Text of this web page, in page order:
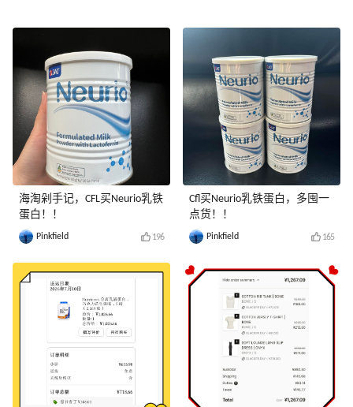
海淘剁手记，CFL买Neurio乳铁
蛋白！！
Pinkfield 196
Cfl买Neurio乳铁蛋白，多囤一
点货！！
Pinkfield 165